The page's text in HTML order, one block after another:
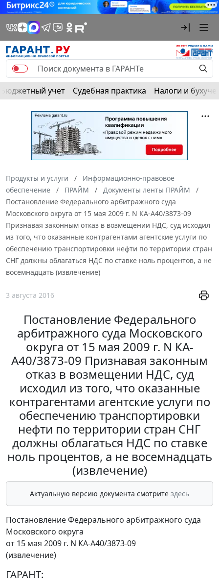
Бюджетный учет Судебная практика Налоги и
Продукты и услуги
Информационно-правовое
обеспечение
ПРАЙМ
Документы ленты ПРАЙМ
Постановление Федерального арбитражного суда
Московского округа от 15 мая 2009 г. N КА-А40/3873-09
Признавая законным отказ в возмещении НДС, суд исходил
из того, что оказанные контрагентами агентские услуги по
обеспечению транспортировки нефти по территории стран
СНГ должны облагаться НДС по ставке ноль процентов, а не
восемнадцать (извлечение)
3 августа 2016
Постановление Федерального
арбитражного суда Московского
округа от 15 мая 2009 г. N КА-
А40/3873-09 Признавая законным
отказ в возмещении НДС, суд
исходил из того, что оказанные
контрагентами агентские услуги по
обеспечению транспортировки
нефти по территории стран СНГ
должны облагаться НДС по ставке
ноль процентов, а не восемнадцать
(извлечение)
Актуальную версию документа смотрите здесь
Постановление Федерального арбитражного суда
Московского округа
от 15 мая 2009 г. N КА-А40/3873-09
(извлечение)
ГАРАНТ: